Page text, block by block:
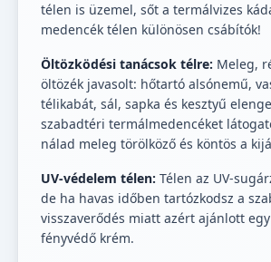
télen is üzemel, sőt a termálvizes
medencék télen különösen csábítók!
Öltözködési tanácsok télre: Meleg,
öltözék javasolt: hőtartó alsónemű,
télikabát, sál, sapka és kesztyű
szabadtéri termálmedencéket
nálad meleg törölköző és köntös a
UV-védelem télen: Télen az UV-
de ha havas időben tartózkodsz a
visszaverődés miatt azért ajánlott
fényvédő krém.